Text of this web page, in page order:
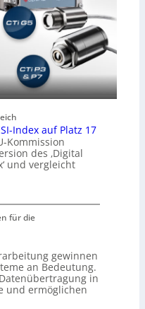
Index auf Platz 17
Kommission
des ‚Digital
und vergleicht
für die
gewinnen
an Bedeutung.
in
und ermöglichen